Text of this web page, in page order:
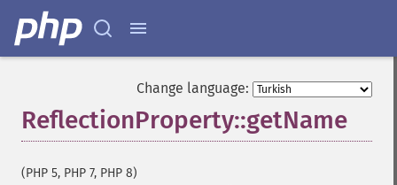
Change language:
ReflectionProperty::getName
(PHP 5, PHP 7, PHP 8)